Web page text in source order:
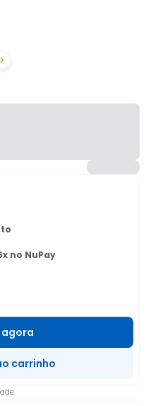

no NuPay
carrinho